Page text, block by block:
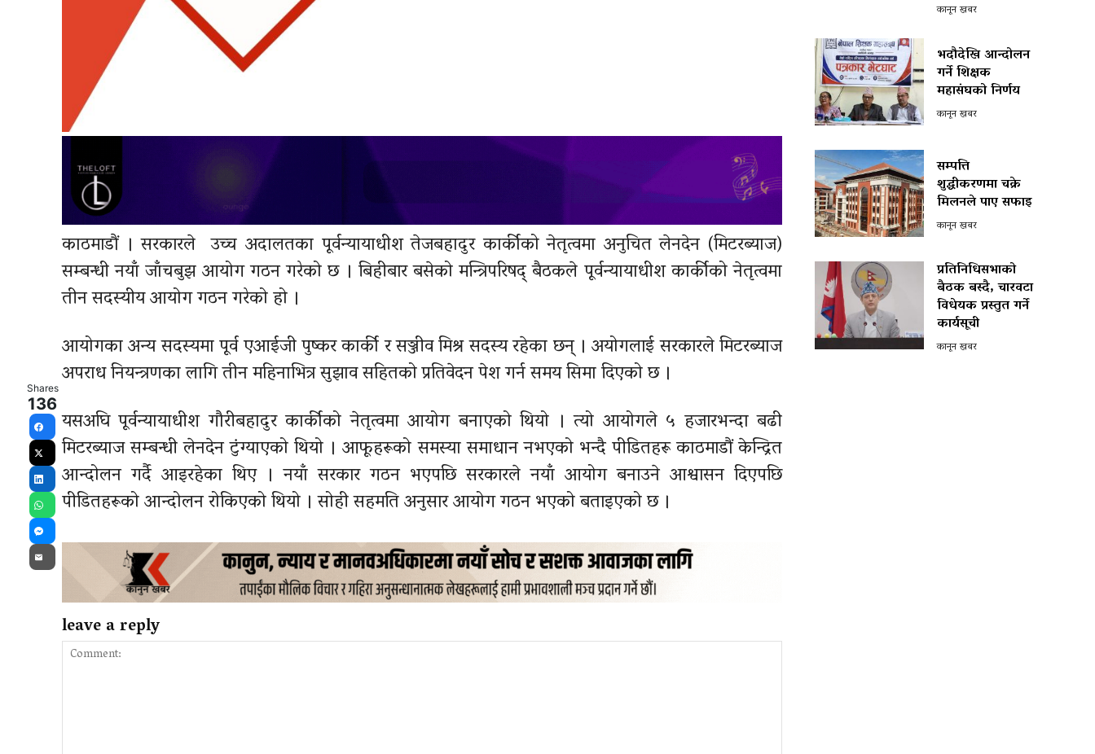
काठमाडौं । सरकारले उच्च अदालतका पूर्वन्यायाधीश तेजबहादुर कार्कीको नेतृत्वमा अनुचित लेनदेन (मिटरब्याज)
सम्बन्धी नयाँ जाँचबुझ आयोग गठन गरेको छ । बिहीबार बसेको मन्त्रिपरिषद् बैठकले पूर्वन्यायाधीश कार्कीको नेतृत्वमा
तीन सदस्यीय आयोग गठन गरेको हो ।
आयोगका अन्य सदस्यमा पूर्व एआईजी पुष्कर कार्की र सञ्जीव मिश्र सदस्य रहेका छन् । अयोगलाई सरकारले मिटरब्याज
अपराध नियन्त्रणका लागि तीन महिनाभित्र सुझाव सहितको प्रतिवेदन पेश गर्न समय सिमा दिएको छ ।
यसअघि पूर्वन्यायाधीश गौरीबहादुर कार्कीको नेतृत्वमा आयोग बनाएको थियो । त्यो आयोगले ५ हजारभन्दा बढी
मिटरब्याज सम्बन्धी लेनदेन टुंग्याएको थियो । आफूहरूको समस्या समाधान नभएको भन्दै पीडितहरू काठमाडौं केन्द्रित
आन्दोलन गर्दै आइरहेका थिए । नयाँ सरकार गठन भएपछि सरकारले नयाँ आयोग बनाउने आश्वासन दिएपछि
पीडितहरूको आन्दोलन रोकिएको थियो । सोही सहमति अनुसार आयोग गठन भएको बताइएको छ ।
leave a reply
कानून खबर
भदौदेखि आन्दोलन
गर्ने शिक्षक
महासंघको निर्णय
कानून खबर
सम्पत्ति
शुद्धीकरणमा चक्रे
मिलनले पाए सफाइ
कानून खबर
प्रतिनिधिसभाको
बैठक बस्दै, चारवटा
विधेयक प्रस्तुत गर्ने
कार्यसूची
कानून खबर
Shares
136
Facebook
X
LinkedIn
WhatsApp
Messenger
Email